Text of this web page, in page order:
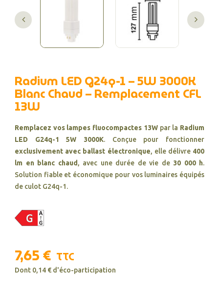
Radium LED G24q-1 – 5W 3000K
Blanc Chaud – Remplacement CFL
13W
Remplacez vos lampes fluocompactes 13Wpar la Radium
LED G24q-1 5W 3000K. Conçue pour fonctionner
exclusivement avec ballast électronique, elle délivre 400
lm en blanc chaud , avec une durée de vie de 30 000 h.
Solution fiable et économique pour vos luminaires équipés
de culot G24q-1.
7,65 € TTC
Dont 0,14 € d'éco-participation